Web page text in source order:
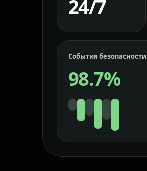
24/7
События безопасности
98.7%